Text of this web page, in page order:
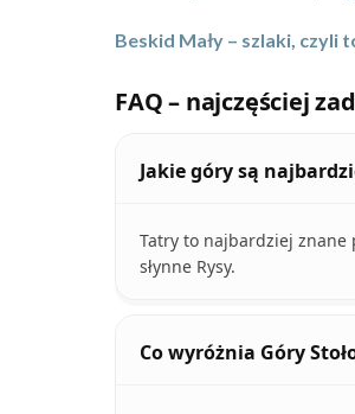
Beskid Mały – szlaki, czyli
FAQ – najczęściej
Jakie góry są
Tatry to najbardziej znane
słynne Rysy.
Co wyróżnia Góry